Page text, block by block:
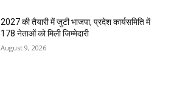
2027 की तैयारी में जुटी भाजपा, प्रदेश कार्यसमिति में
178 नेताओं को मिली जिम्मेदारी
August 9, 2026